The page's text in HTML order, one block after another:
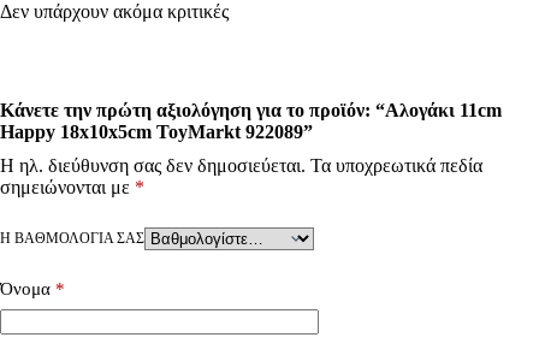
Δεν υπάρχουν ακόμα κριτικές
Κάνετε την πρώτη αξιολόγηση για το προϊόν: “Αλογάκι 11cm
Happy 18x10x5cm ToyMarkt 922089”
Η ηλ. διεύθυνση σας δεν δημοσιεύεται. Τα υποχρεωτικά πεδία
σημειώνονται με *
Η ΒΑΘΜΟΛΟΓΊΑ ΣΑΣ
Όνομα *